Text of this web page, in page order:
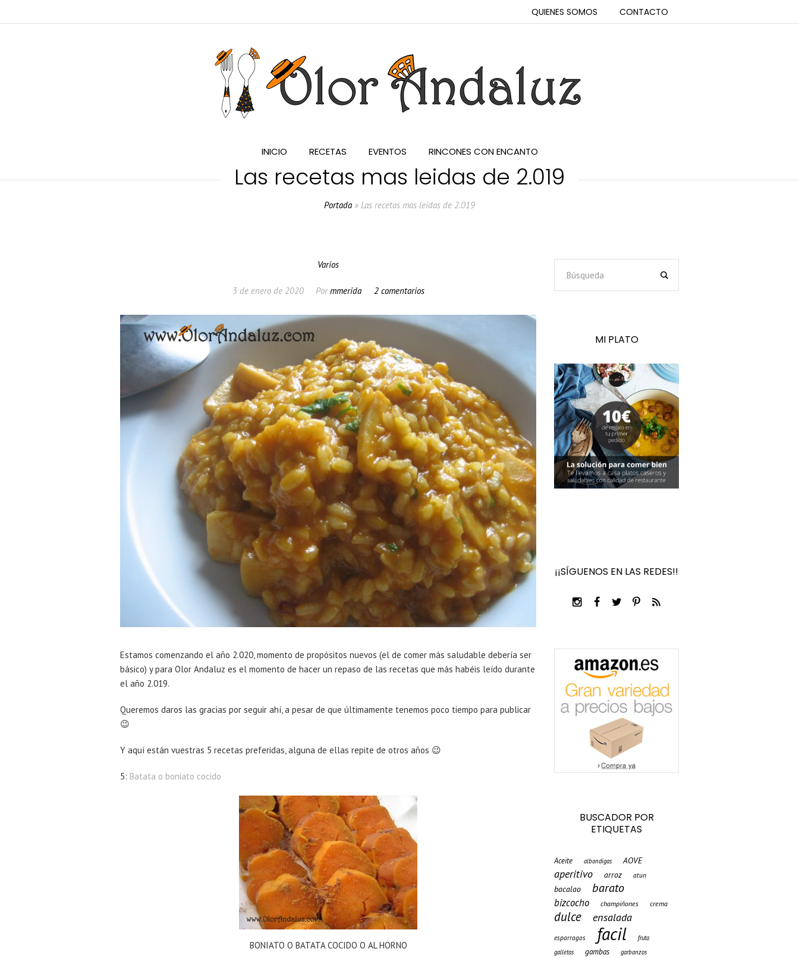
QUIENES SOMOS CONTACTO
INICIO RECETAS EVENTOS RINCONES CON ENCANTO
Las recetas mas leidas de 2.019
Portada » Las recetas mas leidas de 2.019
Varios
3 de enero de 2020 Pormmerida 2 comentarios
Estamos comenzando el año 2.020, momento de propósitos nuevos (el de comer más saludable debería ser
básico) y para Olor Andaluz es el momento de hacer un repaso de las recetas que más habéis leído durante
el año 2.019.
Queremos daros las gracias por seguir ahí, a pesar de que últimamente tenemos poco tiempo para publicar
😉
Y aquí están vuestras 5 recetas preferidas, alguna de ellas repite de otros años 😉
5: Batata o boniato cocido
BONIATO O BATATA COCIDO O AL HORNO
MI PLATO
¡¡SÍGUENOS EN LAS REDES!!
BUSCADOR POR
ETIQUETAS
Aceite albondigas AOVE
aperitivo arroz atun
bacalao barato
bizcocho champiñones crema
dulce ensalada
esparragos facil
fruta
galletas
gambas
garbanzos